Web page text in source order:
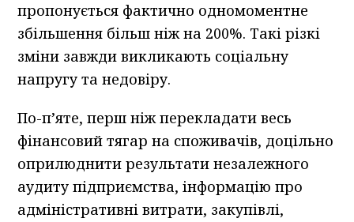
пропонується фактично одномоментне
збільшення більш ніж на 200%. Такі різкі
зміни завжди викликають соціальну
напругу та недовіру.
По-п’яте, перш ніж перекладати весь
фінансовий тягар на споживачів, доцільно
оприлюднити результати незалежного
аудиту підприємства, інформацію про
адміністративні витрати, закупівлі,